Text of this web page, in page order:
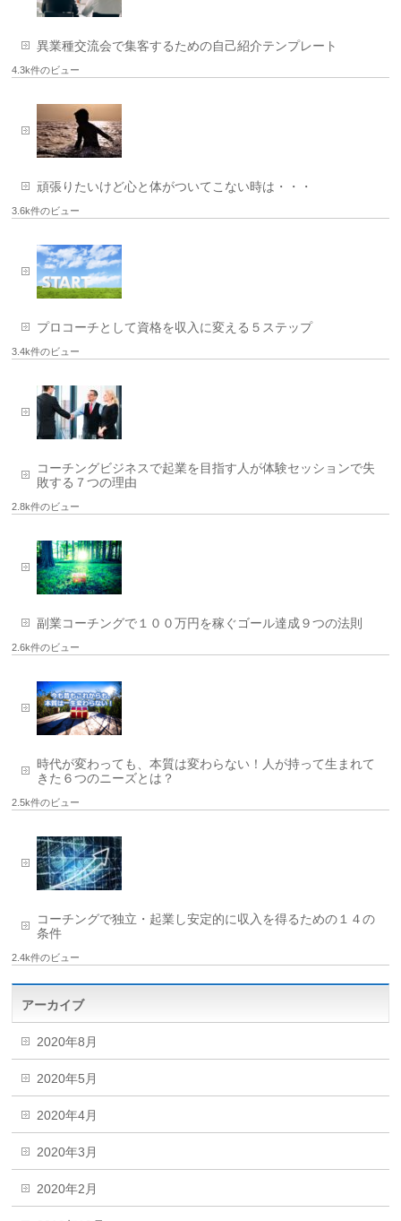
異業種交流会で集客するための自己紹介テンプレート
4.3k件のビュー
頑張りたいけど心と体がついてこない時は・・・
3.6k件のビュー
プロコーチとして資格を収入に変える５ステップ
3.4k件のビュー
コーチングビジネスで起業を目指す人が体験セッションで失
敗する７つの理由
2.8k件のビュー
副業コーチングで１００万円を稼ぐゴール達成９つの法則
2.6k件のビュー
時代が変わっても、本質は変わらない！人が持って生まれて
きた６つのニーズとは？
2.5k件のビュー
コーチングで独立・起業し安定的に収入を得るための１４の
条件
2.4k件のビュー
アーカイブ
2020年8月
2020年5月
2020年4月
2020年3月
2020年2月